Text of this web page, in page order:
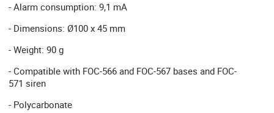
- Alarm consumption: 9,1 mA
- Dimensions: Ø100 x 45 mm
- Weight: 90 g
- Compatible with FOC-566 and FOC-567 bases and FOC-
571 siren
- Polycarbonate